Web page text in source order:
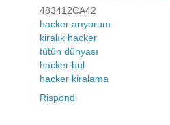
483412CA42
hacker arıyorum
kiralık hacker
tütün dünyası
hacker bul
hacker kiralama
Rispondi